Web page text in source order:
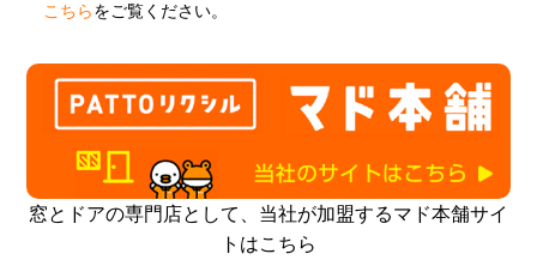
こちら をご覧ください。
窓とドアの専門店として、当社が加盟するマド本舗サイ
トはこちら